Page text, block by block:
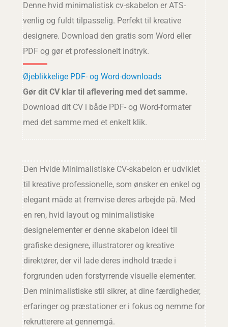
Denne hvid minimalistisk cv-skabelon er ATS-
venlig og fuldt tilpasselig. Perfekt til kreative
designere. Download den gratis som Word eller
PDF og gør et professionelt indtryk.
Øjeblikkelige PDF- og Word-downloads
Gør dit CV klar til aflevering med det samme.
Download dit CV i både PDF- og Word-formater
med det samme med et enkelt klik.
Den Hvide Minimalistiske CV-skabelon er udviklet
til kreative professionelle, som ønsker en enkel og
elegant måde at fremvise deres arbejde på. Med
en ren, hvid layout og minimalistiske
designelementer er denne skabelon ideel til
grafiske designere, illustratorer og kreative
direktører, der vil lade deres indhold træde i
forgrunden uden forstyrrende visuelle elementer.
Den minimalistiske stil sikrer, at dine færdigheder,
erfaringer og præstationer er i fokus og nemme for
rekrutterere at gennemgå.